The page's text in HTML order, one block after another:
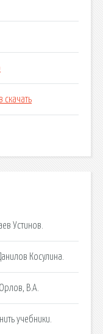
скачать
Устинов.
Косулина.
В.А.
учебники.